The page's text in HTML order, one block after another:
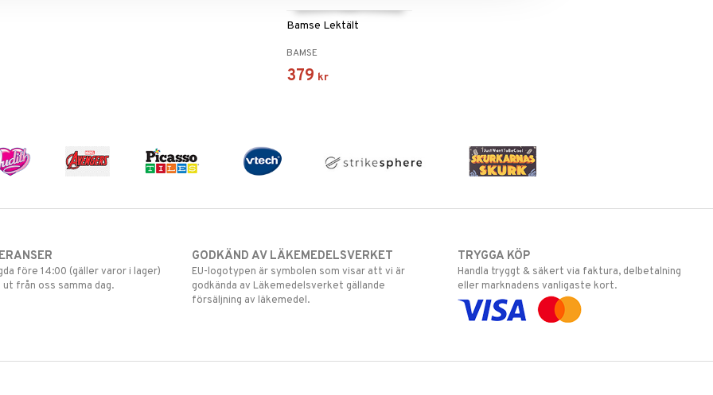
Bamse Lektält
BAMSE
379 kr
före 14:00 (gäller varor i lager)
från oss samma dag.
GODKÄND AV LÄKEMEDELSVERKET
EU-logotypen är symbolen som visar att vi är
godkända av Läkemedelsverket gällande
försäljning av läkemedel.
TRYGGA KÖP
Handla tryggt & säkert via faktura, delbetalning
eller marknadens vanligaste kort.